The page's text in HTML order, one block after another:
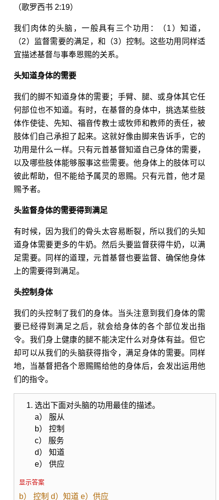
（歌罗西书 2:19）
我们肉体的头脑，一般具有三个功用：（1）知道，
（2）监督需要的满足，和（3）控制。这些功用同样适
宜描述基督与事奉恩赐的关系。
头知道身体的需要
我们的脚不知道身体的需要；手臂、腿、或身体其它任
何部位也不知道。有时，在基督的身体中，挑选某些肢
体作使徒、先知、福音传教士或牧师和教师的责任，被
肢体们自己承担了起来。这就好像由脚来告诉手，它的
功用是什么一样。只有元首基督知道自己身体的需要，
以及哪些肢体能够服事这些需要。他身体上的肢体可以
彼此帮助，但不能给予属灵的恩赐。只有元首，他才是
赐予者。
头监督身体的需要得到满足
有时候，因为我们的骨头太容易断裂，所以我们的头知
道身体需要更多的牛奶。然后头要监督获得牛奶，以满
足需要。同样的道理，元首基督也要监督、确保他身体
上的需要得到满足。
头控制身体
我们的头控制了我们的身体。当头注意到我们身体的需
要已经得到满足之后，就会给身体的各个部位发出指
令。我们身上健康的腿不能决定什么对身体有益。但它
却可以从我们的头脑获得指令，满足身体的需要。同样
地，当基督把各个恩赐赐给他的身体后，会发出运用他
们的指令。
选出下面对头脑的功用最佳的描述。
a） 服从
b） 控制
c） 服务
d） 知道
e） 供应
显示答案
b） 控制 d）知道 e）供应